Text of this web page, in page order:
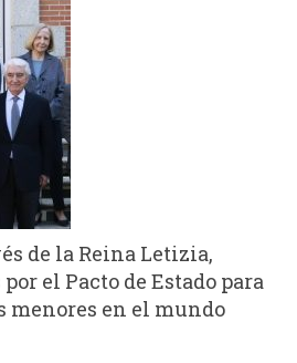
de la Reina Letizia,
el Pacto de Estado para
menores en el mundo